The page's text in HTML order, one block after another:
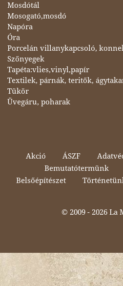
Mosdótál
Mosogató,mosdó
Napóra
Óra
Porcelán villanykapcsoló,
Szőnyegek
Tapéta:vlies,vinyl,papír
Textilek, párnák, teritők,
Tükör
Üvegáru, poharak
Akció ÁSZF
Bemutatótermünk
Belsőépítészet
© 2009 - 2026 La